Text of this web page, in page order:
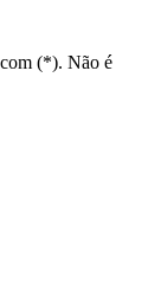
(*). Não é